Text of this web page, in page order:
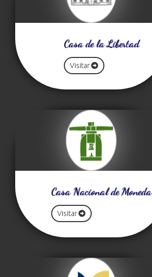
Casa de la Libertad
Visitar
Casa Nacional de Moneda
Visitar